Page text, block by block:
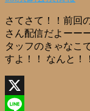
さてさて！！前回
さん配信だよーー
タッフのきゃなこ
すよ！！ なんと！
X